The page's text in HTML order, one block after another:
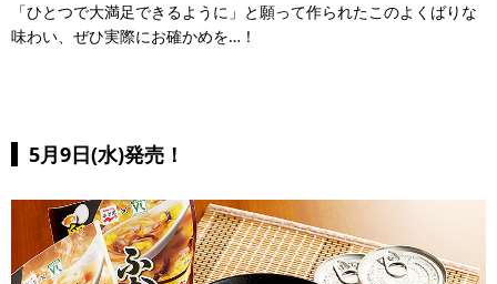
「ひとつで大満足できるように」と願って作られたこのよくばりな
味わい、ぜひ実際にお確かめを…！
5月9日(水)発売！